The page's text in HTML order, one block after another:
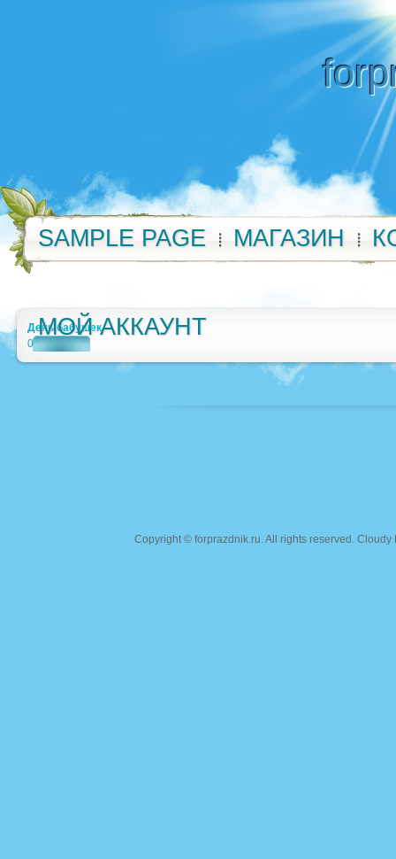
SAMPLE PAGE МАГАЗИН
МОЙ АККАУНТ
День бабушек
0
Copyright © forprazdnik.ru. All rights reserved.